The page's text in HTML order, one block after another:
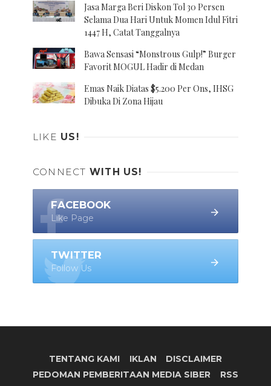
Jasa Marga Beri Diskon Tol 30 Persen
Selama Dua Hari Untuk Momen Idul Fitri
1447 H, Catat Tanggalnya
Bawa Sensasi “Monstrous Gulp!” Burger
Favorit MOGUL Hadir di Medan
Emas Naik Diatas $5.200 Per Ons, IHSG
Dibuka Di Zona Hijau
LIKE US!
CONNECT WITH US!
FACEBOOK
Like Page
TWITTER
Follow Us
TENTANG KAMI IKLAN
DISCLAIMER
PEDOMAN PEMBERITAAN MEDIA SIBER
RSS